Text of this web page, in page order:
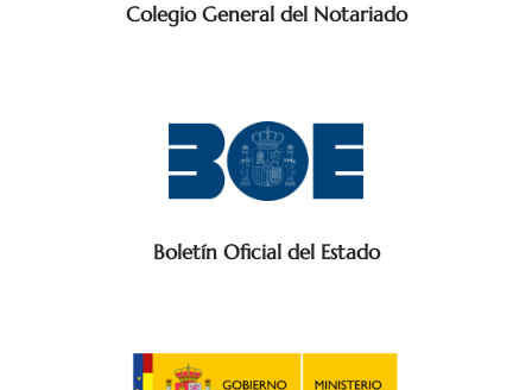
Colegio General del Notariado
Boletín Oficial del Estado